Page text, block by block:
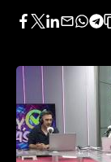
Facebook
Twitter
LinkedIn
Enviar